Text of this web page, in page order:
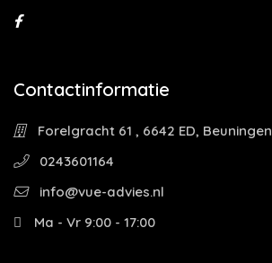
Contactinformatie
Forelgracht 61 , 6642 ED, Beuningen
0243601164
info@vue-advies.nl
Ma - Vr 9:00 - 17:00